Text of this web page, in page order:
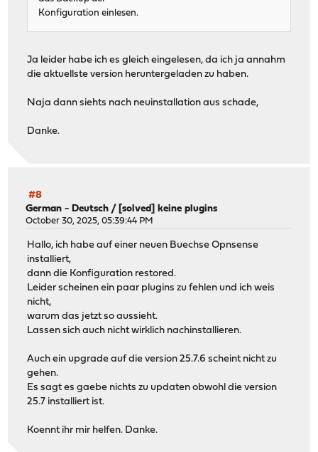
Konfiguration einlesen.
Ja leider habe ich es gleich eingelesen, da ich ja annahm
die aktuellste version heruntergeladen zu haben.
Naja dann siehts nach neuinstallation aus schade,
Danke.
#8
German - Deutsch / [solved] keine plugins
October 30, 2025, 05:39:44 PM
Hallo, ich habe auf einer neuen Buechse Opnsense
installiert,
dann die Konfiguration restored.
Leider scheinen ein paar plugins zu fehlen und ich weis
nicht,
warum das jetzt so aussieht.
Lassen sich auch nicht wirklich nachinstallieren.
Auch ein upgrade auf die version 25.7.6 scheint nicht zu
gehen.
Es sagt es gaebe nichts zu updaten obwohl die version
25.7 installiert ist.
Koennt ihr mir helfen. Danke.